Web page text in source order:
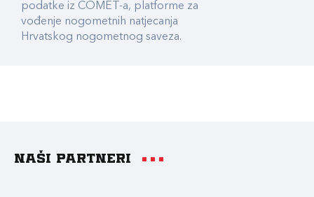
podatke iz COMET-a, platforme za
vođenje nogometnih natjecanja
Hrvatskog nogometnog saveza.
Naši partneri